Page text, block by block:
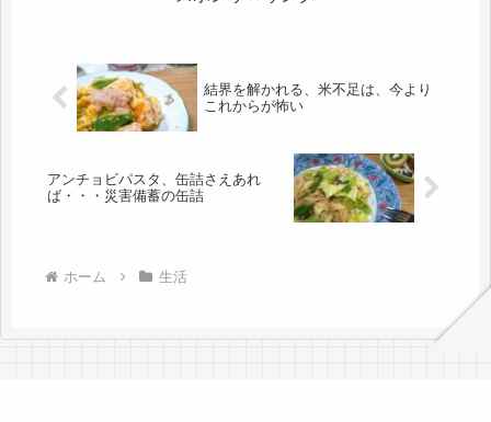
結界を解かれる、米不足は、今より
これからが怖い
アンチョビパスタ、缶詰さえあれ
ば・・・災害備蓄の缶詰
ホーム 生活